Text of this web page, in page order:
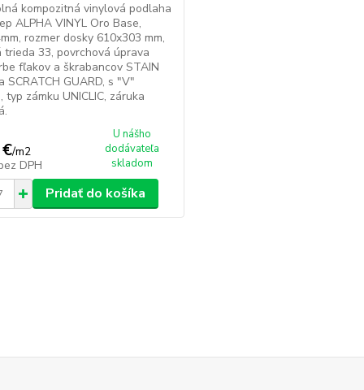
kompozitná vinylová podlaha
ALPHA VINYL Oro Base,
rozmer dosky 610x303 mm,
trieda 33, povrchová úprava
fľakov a škrabancov STAIN
SCRATCH GUARD, s "V"
typ zámku UNICLIC, záruka
/m2
DPH
U nášho
dodávateľa
skladom
Pridať do košíka